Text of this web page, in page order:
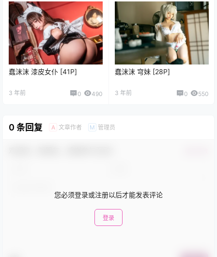
蠢沫沫 漆皮女仆 [41P]
3 年前 0 490
蠢沫沫 穹妹 [28P]
3 年前 0 550
0 条回复 A 文章作者 M 管理员
您必须登录或注册以后才能发表评论
登录